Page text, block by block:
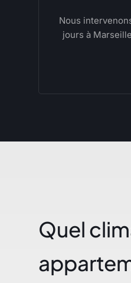
Nous
jours à
Quel